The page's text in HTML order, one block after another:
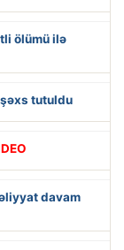
ölümü ilə
tutuldu
davam